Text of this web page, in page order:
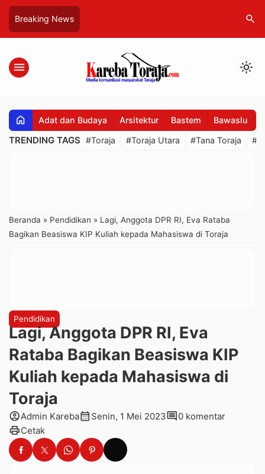
Breaking News search
menu light_mode
home Adat dan Budaya Arsitektur Bastem Bawaslu
TRENDING TAGS #Toraja #Toraja Utara #Tana Toraja
Beranda » Pendidikan » Lagi, Anggota DPR RI, Eva Rataba
Bagikan Beasiswa KIP Kuliah kepada Mahasiswa di Toraja
Pendidikan
Lagi, Anggota DPR RI, Eva
Rataba Bagikan Beasiswa KIP
Kuliah kepada Mahasiswa di
Toraja
account_circleAdmin Karebacalendar_month Senin, 1 Mei 2023comment0 komentar
printCetak